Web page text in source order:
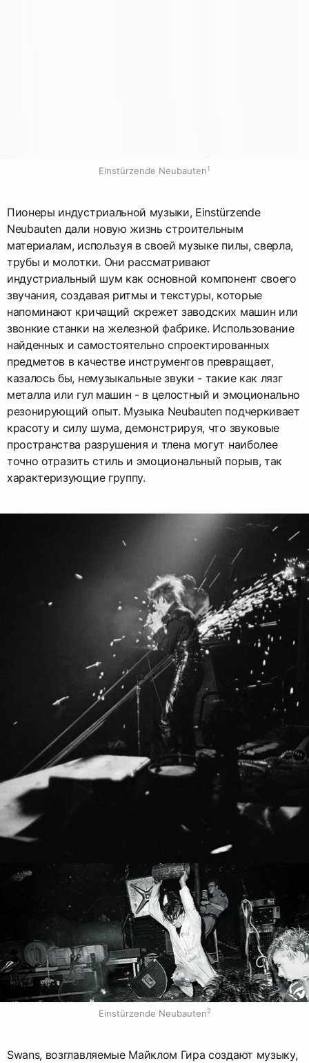
Einstürzende Neubauten1
Пионеры индустриальной музыки, Einstürzende
Neubauten дали новую жизнь строительным
материалам, используя в своей музыке пилы, сверла,
трубы и молотки. Они рассматривают
индустриальный шум как основной компонент своего
звучания, создавая ритмы и текстуры, которые
напоминают кричащий скрежет заводских машин или
звонкие станки на железной фабрике. Использование
найденных и самостоятельно спроектированных
предметов в качестве инструментов превращает,
казалось бы, немузыкальные звуки - такие как лязг
металла или гул машин - в целостный и эмоционально
резонирующий опыт. Музыка Neubauten подчеркивает
красоту и силу шума, демонстрируя, что звуковые
пространства разрушения и тлена могут наиболее
точно отразить стиль и эмоциональный порыв, так
характеризующие группу.
Einstürzende Neubauten2
Swans, возглавляемые Майклом Гира создают музыку,